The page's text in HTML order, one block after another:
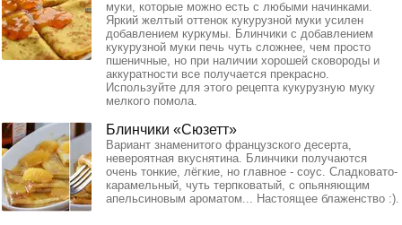
муки, которые можно есть с любыми начинками.
Яркий желтый оттенок кукурузной муки усилен
добавлением куркумы. Блинчики с добавлением
кукурузной муки печь чуть сложнее, чем просто
пшеничные, но при наличии хорошей сковороды и
аккуратности все получается прекрасно.
Используйте для этого рецепта кукурузную муку
мелкого помола.
Блинчики «Сюзетт»
Вариант знаменитого французского десерта,
невероятная вкуснятина. Блинчики получаются
очень тонкие, лёгкие, но главное - соус. Сладковато-
карамельный, чуть терпковатый, с опьяняющим
апельсиновым ароматом... Настоящее блаженство :).